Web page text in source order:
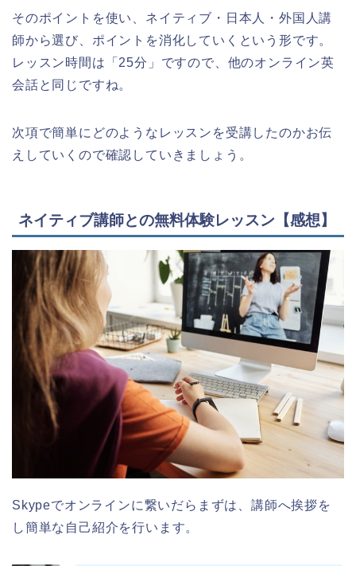
そのポイントを使い、ネイティブ・日本人・外国人講
師から選び、ポイントを消化していくという形です。
レッスン時間は「25分」ですので、他のオンライン英
会話と同じですね。
次項で簡単にどのようなレッスンを受講したのかお伝
えしていくので確認していきましょう。
ネイティブ講師との無料体験レッスン【感想】
Skypeでオンラインに繋いだらまずは、講師へ挨拶を
し簡単な自己紹介を行います。